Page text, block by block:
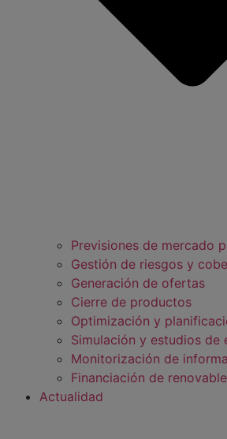
Previsiones de mercado
Gestión de riesgos y
Generación de ofertas
Cierre de productos
Optimización y
Simulación y estudios de
Monitorización de
Financiación de
Actualidad